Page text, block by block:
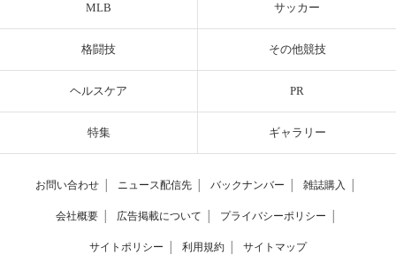
MLB サッカー
格闘技 その他競技
ヘルスケア PR
特集 ギャラリー
お問い合わせ ニュース配信先 バックナンバー 雑誌購入
会社概要 広告掲載について プライバシーポリシー
サイトポリシー 利用規約 サイトマップ